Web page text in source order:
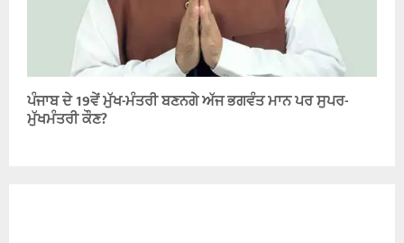
ਪੰਜਾਬ ਦੇ 19ਵੇਂ ਮੁੱਖ-ਮੰਤਰੀ ਬਣਨਗੇ ਅੱਜ ਭਗਵੰਤ ਮਾਨ ਪਰ ਸੁਪਰ-
ਮੁੱਖਮੰਤਰੀ ਕੌਣ?